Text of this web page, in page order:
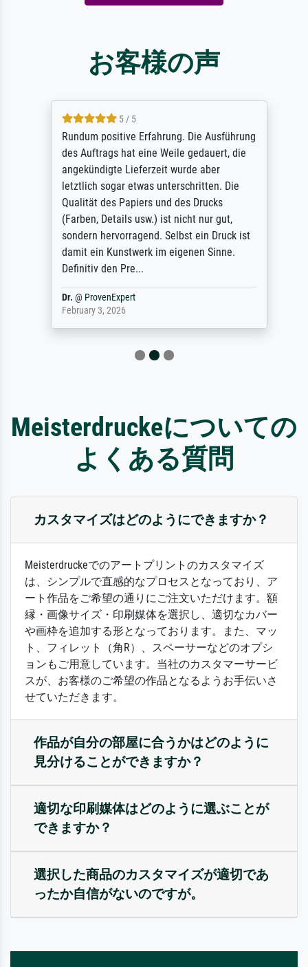
お客様の声
5 / 5
Rundum positive Erfahrung. Die Ausführung
des Auftrags hat eine Weile gedauert, die
angekündigte Lieferzeit wurde aber
letztlich sogar etwas unterschritten. Die
Qualität des Papiers und des Drucks
(Farben, Details usw.) ist nicht nur gut,
sondern hervorragend. Selbst ein Druck ist
damit ein Kunstwerk im eigenen Sinne.
Definitiv den Pre...
Dr.@ProvenExpert
February 3, 2026
Meisterdruckeについての
よくある質問
カスタマイズはどのようにできますか？
Meisterdruckeでのアートプリントのカスタマイズ
は、シンプルで直感的なプロセスとなっており、ア
ート作品をご希望の通りにご注文いただけます。額
縁・画像サイズ・印刷媒体を選択し、適切なカバー
や画枠を追加する形となっております。また、マッ
ト、フィレット（角R）、スペーサーなどのオプシ
ョンもご用意しています。当社のカスタマーサービ
スが、お客様のご希望の作品となるようお手伝いさ
せていただきます。
作品が自分の部屋に合うかはどのように
見分けることができますか？
適切な印刷媒体はどのように選ぶことが
できますか？
選択した商品のカスタマイズが適切であ
ったか自信がないのですが。